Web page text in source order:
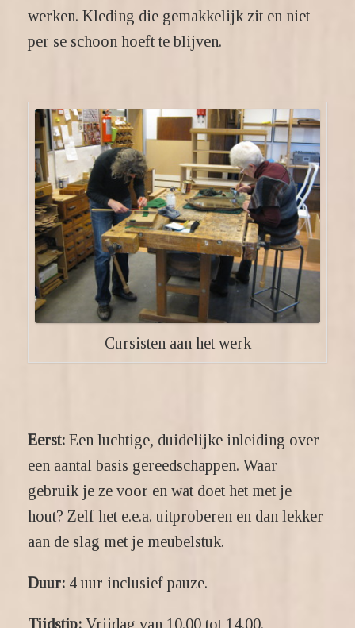
werken. Kleding die gemakkelijk zit en niet
per se schoon hoeft te blijven.
Cursisten aan het werk
Eerst: Een luchtige, duidelijke inleiding over
een aantal basis gereedschappen. Waar
gebruik je ze voor en wat doet het met je
hout? Zelf het e.e.a. uitproberen en dan lekker
aan de slag met je meubelstuk.
Duur: 4 uur inclusief pauze.
Tijdstip: Vrijdag van 10.00 tot 14.00.